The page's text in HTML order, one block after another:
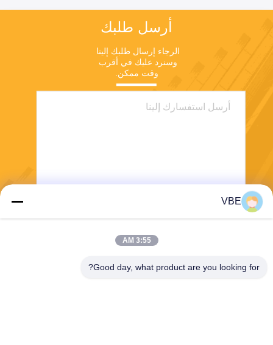
أرسل طلبك
وقت ممكن.
VBE
3:55 AM
Good day, what product are you looking for?